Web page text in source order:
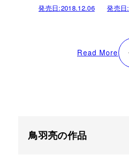
発売日:2018.12.06 発売日:
Read More
鳥羽亮の作品